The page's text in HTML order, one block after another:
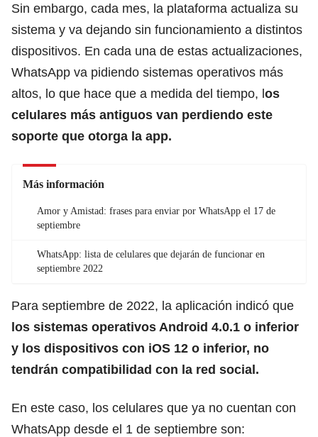
Sin embargo, cada mes, la plataforma actualiza su
sistema y va dejando sin funcionamiento a distintos
dispositivos. En cada una de estas actualizaciones,
WhatsApp va pidiendo sistemas operativos más
altos, lo que hace que a medida del tiempo, los
celulares más antiguos van perdiendo este
soporte que otorga la app.
Más información
Amor y Amistad: frases para enviar por WhatsApp el 17 de
septiembre
WhatsApp: lista de celulares que dejarán de funcionar en
septiembre 2022
Para septiembre de 2022, la aplicación indicó que
los sistemas operativos Android 4.0.1 o inferior
y los dispositivos con iOS 12 o inferior, no
tendrán compatibilidad con la red social.
En este caso, los celulares que ya no cuentan con
WhatsApp desde el 1 de septiembre son: